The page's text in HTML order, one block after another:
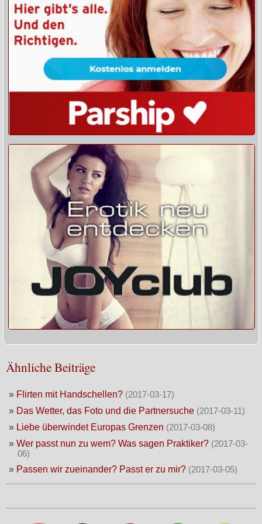
Ähnliche Beiträge
» Flirten mit Handschellen? (2017-03-17)
» Das Wetter, das Foto und die Partnersuche (2017-03-11)
» Liebe überwindet Europas Grenzen (2017-03-08)
» Wer passt nun zu wem? Was sagen Praktiker? (2017-03-
06)
» Passen wir zueinander? Passt er zu mir? (2017-03-05)